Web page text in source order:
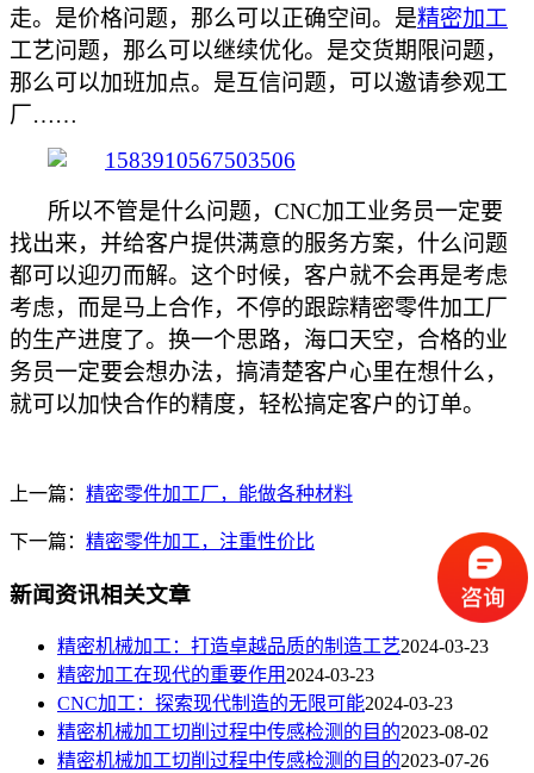
走。是价格问题，那么可以正确空间。是精密加工
工艺问题，那么可以继续优化。是交货期限问题，
那么可以加班加点。是互信问题，可以邀请参观工
厂……
所以不管是什么问题， CNC加工业务员一定要
找出来，并给客户提供满意的服务方案，什么问题
都可以迎刃而解。这个时候，客户就不会再是考虑
考虑，而是马上合作，不停的跟踪精密零件加工厂
的生产进度了。换一个思路，海口天空，合格的业
务员一定要会想办法，搞清楚客户心里在想什么，
就可以加快合作的精度，轻松搞定客户的订单。
上一篇： 精密零件加工厂，能做各种材料
下一篇： 精密零件加工，注重性价比
新闻资讯相关文章
​精密机械加工：打造卓越品质的制造工艺2024-03-23
精密加工在现代的重要作用 2024-03-23
CNC加工：探索现代制造的无限可能2024-03-23
精密机械加工切削过程中传感检测的目的2023-08-02
精密机械加工切削过程中传感检测的目的2023-07-26